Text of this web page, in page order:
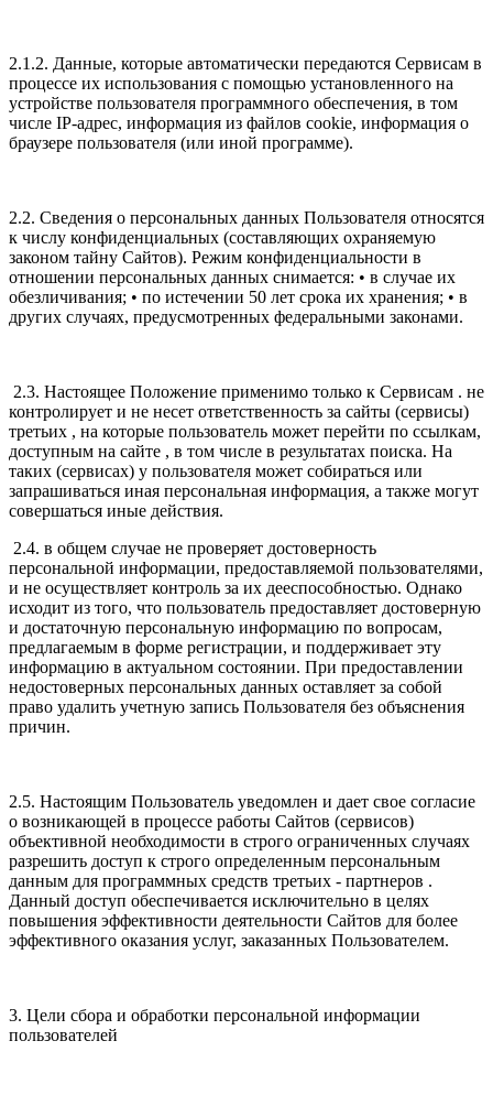
2.1.2. Данные, которые автоматически передаются Сервисам в
процессе их использования с помощью установленного на
устройстве пользователя программного обеспечения, в том
числе IP-адрес, информация из файлов cookie, информация о
браузере пользователя (или иной программе).
2.2. Сведения о персональных данных Пользователя относятся
к числу конфиденциальных (составляющих охраняемую
законом тайну Сайтов). Режим конфиденциальности в
отношении персональных данных снимается: • в случае их
обезличивания; • по истечении 50 лет срока их хранения; • в
других случаях, предусмотренных федеральными законами.
2.3. Настоящее Положение применимо только к Сервисам . не
контролирует и не несет ответственность за сайты (сервисы)
третьих , на которые пользователь может перейти по ссылкам,
доступным на сайте , в том числе в результатах поиска. На
таких (сервисах) у пользователя может собираться или
запрашиваться иная персональная информация, а также могут
совершаться иные действия.
2.4. в общем случае не проверяет достоверность
персональной информации, предоставляемой пользователями,
и не осуществляет контроль за их дееспособностью. Однако
исходит из того, что пользователь предоставляет достоверную
и достаточную персональную информацию по вопросам,
предлагаемым в форме регистрации, и поддерживает эту
информацию в актуальном состоянии. При предоставлении
недостоверных персональных данных оставляет за собой
право удалить учетную запись Пользователя без объяснения
причин.
2.5. Настоящим Пользователь уведомлен и дает свое согласие
о возникающей в процессе работы Сайтов (сервисов)
объективной необходимости в строго ограниченных случаях
разрешить доступ к строго определенным персональным
данным для программных средств третьих - партнеров .
Данный доступ обеспечивается исключительно в целях
повышения эффективности деятельности Сайтов для более
эффективного оказания услуг, заказанных Пользователем.
3. Цели сбора и обработки персональной информации
пользователей